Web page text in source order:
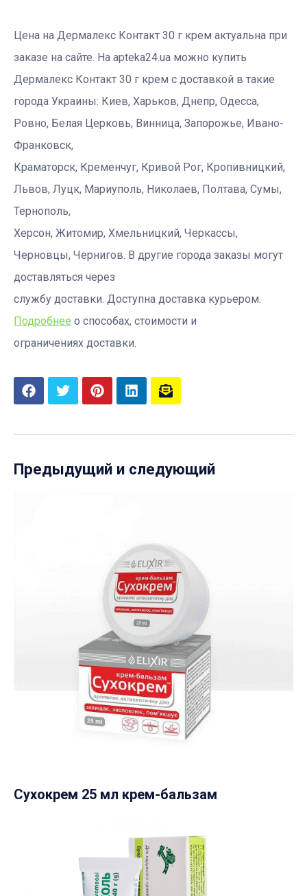
Цена на Дермалекс Контакт 30 г крем актуальна при
заказе на сайте. На apteka24.ua можно купить
Дермалекс Контакт 30 г крем с доставкой в такие
города Украины: Киев, Харьков, Днепр, Одесса,
Ровно, Белая Церковь, Винница, Запорожье, Ивано-
Франковск,
Краматорск, Кременчуг, Кривой Рог, Кропивницкий,
Львов, Луцк, Мариуполь, Николаев, Полтава, Сумы,
Тернополь,
Херсон, Житомир, Хмельницкий, Черкассы,
Черновцы, Чернигов. В другие города заказы могут
доставляться через
службу доставки. Доступна доставка курьером.
Подробнее о способах, стоимости и
ограничениях доставки.
Предыдущий и следующий
Сухокрем 25 мл крем-бальзам